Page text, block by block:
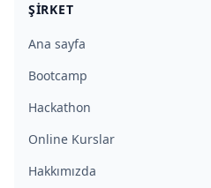
ŞIRKET
Ana sayfa
Bootcamp
Hackathon
Online Kurslar
Hakkımızda